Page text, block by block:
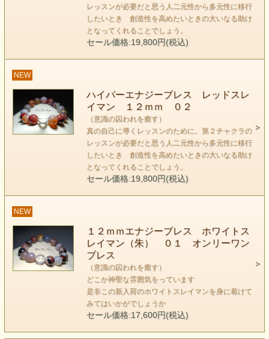
石ではありません。
その人がもう手放したと思えた筈の
もっと深い深い固定観念である囚われた意識に作用するため
つまり、特定のチャクラに対応するというものではなく
持つ人によって違うそれぞれのチャクラのブロックを
スキャンし、そこを重点的に癒していきます。
ある意味、この石は自分には囚われている意識がある
と認識した後ではないと、あまり意味がないと言えるかもし
れません。
というのも、身体の不調は、
「本来の道から外れていますよ」というメッセージであり、
つまり、そのメッセージによって自分の囚われに気づけると
いう
宇宙からの素晴らしい贈り物だからなのです。
ですから安易にこのスレイマンを付けていると
そのメッセージに気づけなくなってしまいます。
それほど、この石の持つ作用は素晴らしく
癒すべき箇所の深い部分にぐ～～～んと入っていくかのよう
です。
レッスンが必要だと思う人二元性から多元性に移行
したいとき 創造性を高めたいときの大いなる助け
となってくれることでしょう。
セール価格:19,800円(税込)
NEW
ハイパーエナジーブレス レッドスレ
イマン １２ｍｍ ０２
（意識の囚われを癒す）
真の自己に導くレッスンのために。第２チャクラの
レッスンが必要だと思う人二元性から多元性に移行
したいとき 創造性を高めたいときの大いなる助け
となってくれることでしょう。
セール価格:19,800円(税込)
NEW
１２ｍｍエナジーブレス ホワイトス
レイマン（朱） ０１ オンリーワン
ブレス
（意識の囚われを癒す）
どこか神聖な雰囲気をっています
是非この新入荷のホワイトスレイマンを身に着けて
みてはいかがでしょうか
セール価格:17,600円(税込)